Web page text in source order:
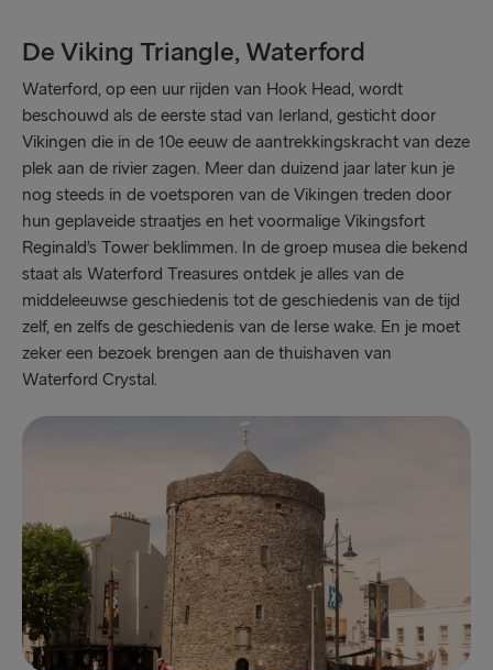
De Viking Triangle, Waterford
Waterford, op een uur rijden van Hook Head, wordt
beschouwd als de eerste stad van Ierland, gesticht door
Vikingen die in de 10e eeuw de aantrekkingskracht van deze
plek aan de rivier zagen. Meer dan duizend jaar later kun je
nog steeds in de voetsporen van de Vikingen treden door
hun geplaveide straatjes en het voormalige Vikingsfort
Reginald’s Tower beklimmen. In de groep musea die bekend
staat als Waterford Treasures ontdek je alles van de
middeleeuwse geschiedenis tot de geschiedenis van de tijd
zelf, en zelfs de geschiedenis van de Ierse wake. En je moet
zeker een bezoek brengen aan de thuishaven van
Waterford Crystal.